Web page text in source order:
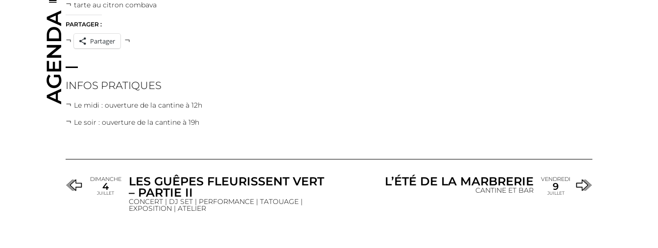
tarte au citron combava
PARTAGER :
Partager
INFOS PRATIQUES
Le midi : ouverture de la cantine à 12h
Le soir : ouverture de la cantine à 19h
DIMANCHE
4
JUILLET
LES GUÊPES FLEURISSENT VERT
– PARTIE II
CONCERT | DJ SET | PERFORMANCE | TATOUAGE |
EXPOSITION | ATELIER
L’ÉTÉ DE LA MARBRERIE
CANTINE ET BAR
VENDREDI
9
JUILLET
AGENDA